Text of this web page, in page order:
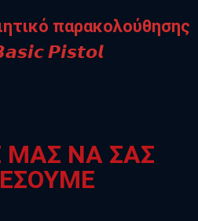
παρακολούθησης
𝙋𝙞𝙨𝙩𝙤𝙡
ΜΑΣ ΝΑ ΣΑΣ